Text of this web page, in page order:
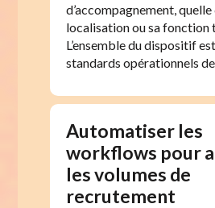
d’accompagnement,
localisation ou sa fonction
L’ensemble du dispositif
standards opérationnels
Automatiser les
workflows pour
les volumes de
recrutement